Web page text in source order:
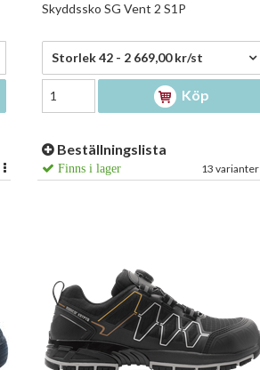
Skyddssko SG Vent 2 S1P
2 669,00 kr/st
Storlek 42 - 2 669,00 kr/st
Köp
Beställningslista
Finns i lager 13 varianter